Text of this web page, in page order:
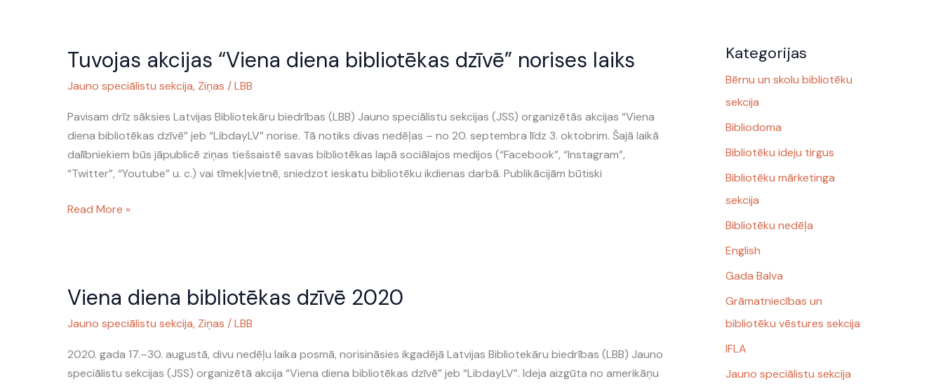
Tuvojas akcijas “Viena diena bibliotēkas dzīvē” norises laiks
Jauno speciālistu sekcija, Ziņas /LBB
Pavisam drīz sāksies Latvijas Bibliotekāru biedrības (LBB) Jauno speciālistu sekcijas (JSS) organizētās akcijas “Viena
diena bibliotēkas dzīvē” jeb “LibdayLV” norise. Tā notiks divas nedēļas – no 20. septembra līdz 3. oktobrim. Šajā laikā
dalībniekiem būs jāpublicē ziņas tiešsaistē savas bibliotēkas lapā sociālajos medijos (“Facebook”, “Instagram”,
“Twitter”, “Youtube” u. c.) vai tīmekļvietnē, sniedzot ieskatu bibliotēku ikdienas darbā. Publikācijām būtiski
akcijas
bibliotēkas
dzīvē”
norises
laiks
Read More »
Viena diena bibliotēkas dzīvē 2020
Jauno speciālistu sekcija, Ziņas /LBB
2020. gada 17.–30. augustā, divu nedēļu laika posmā, norisināsies ikgadējā Latvijas Bibliotekāru biedrības (LBB) Jauno
speciālistu sekcijas (JSS) organizētā akcija “Viena diena bibliotēkas dzīvē” jeb “LibdayLV”. Ideja aizgūta no amerikāņu
diena
2020
Kategorijas
Bērnu un skolu bibliotēku
sekcija
Bibliodoma
Bibliotēku ideju tirgus
Bibliotēku mārketinga
sekcija
Bibliotēku nedēļa
English
Gada Balva
Grāmatniecības un
bibliotēku vēstures sekcija
IFLA
Jauno speciālistu sekcija